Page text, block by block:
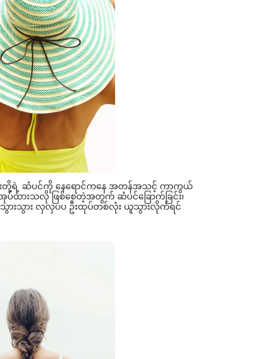
းတို့ရဲ့ ဆံပင်ကို နေရောင်ကနေ အတန်အသင့် ကာကွယ်
ထားသလို ဖြစ်စေတဲ့အတွက် ဆံပင်ခြောက်ခြင်း၊
သွားသွား လှလှပပ ဦးထုပ်တစ်လုံး ယူသွားလိုက်ရင်